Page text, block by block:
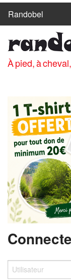
Randobel
CIRCUITS
CLUBS
MEMBRES
SE CONNECTER
INSCRIPTION
MOT DE PASSE
À pied, à